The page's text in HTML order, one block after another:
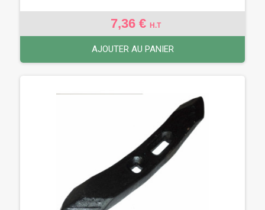
7,36 € H.T
AJOUTER AU PANIER